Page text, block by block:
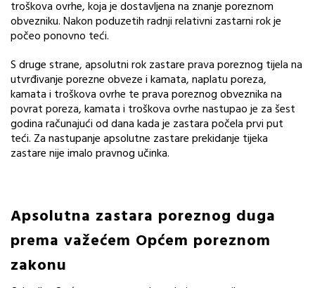
troškova ovrhe, koja je dostavljena na znanje poreznom
obvezniku. Nakon poduzetih radnji relativni zastarni rok je
počeo ponovno teći.
S druge strane, apsolutni rok zastare prava poreznog tijela na
utvrđivanje porezne obveze i kamata, naplatu poreza,
kamata i troškova ovrhe te prava poreznog obveznika na
povrat poreza, kamata i troškova ovrhe nastupao je za šest
godina računajući od dana kada je zastara počela prvi put
teći. Za nastupanje apsolutne zastare prekidanje tijeka
zastare nije imalo pravnog učinka.
Apsolutna zastara poreznog duga
prema važećem Općem poreznom
zakonu